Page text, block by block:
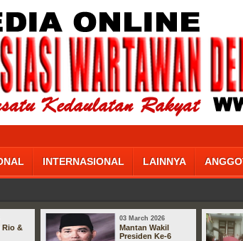
INTERNASIONAL LAINNYA
Rio &
03 March 2026
Mantan Wakil
Presiden Ke-6